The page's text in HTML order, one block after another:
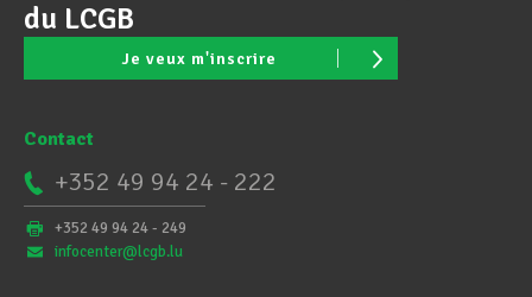
du LCGB
Je veux m'inscrire
Contact
+352 49 94 24 - 222
+352 49 94 24 - 249
infocenter@lcgb.lu